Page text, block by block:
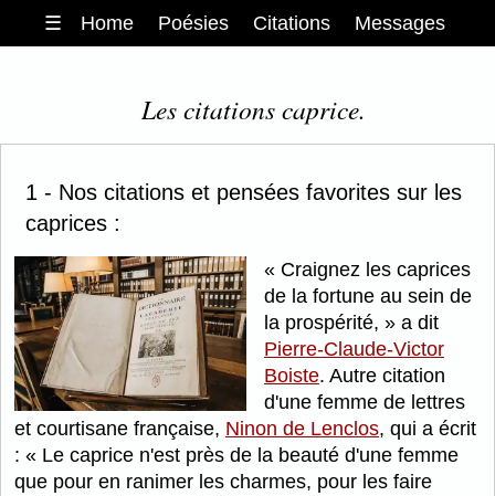
☰ Home Poésies Citations Messages
Les citations caprice.
1 - Nos citations et pensées favorites sur les
caprices :
Craignez les caprices
de la fortune au sein de
la prospérité,
a dit
Pierre-Claude-Victor
Boiste. Autre citation
d'une femme de lettres
et courtisane française, Ninon de Lenclos, qui a écrit
:
Le caprice n'est près de la beauté d'une femme
que pour en ranimer les charmes, pour les faire